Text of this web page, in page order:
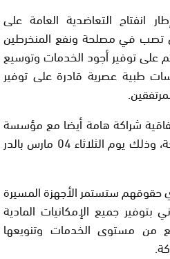
انفتاح التعاضدية العامة على
في مصلحة ونفع المنخرطين
على توفير أجود الخدمات وتوسيع
طبية عصرية قادرة على توفير
شراكة هامة أيضا مع مؤسسة
محمد السادس للعلوم والصحة، وذلك يوم الثلاثاء 04 مارس بالدر
حقوقهم ستستمر الأجهزة المسيرة
بتوفير جميع الإمكانيات المادية
من مستوى الخدمات وتنويعها